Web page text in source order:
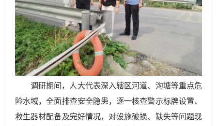
调研期间，人大代表深入辖区河道、沟塘等重点危
险水域，全面排查安全隐患，逐一核查警示标牌设置、
救生器材配备及完好情况，对设施破损、缺失等问题现